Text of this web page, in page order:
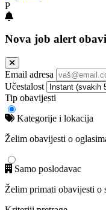
P
Nova job alert
Email adresa
Učestalost
Tip obavijesti
Kategorije i lokacija
Želim obavijesti o
Samo poslodavac
Želim primati obavijesti o